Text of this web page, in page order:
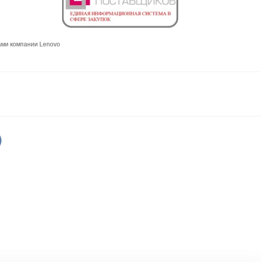
компании Lenovo